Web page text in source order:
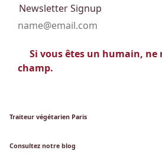
Newsletter Signup
Si vous êtes un humain, ne
champ.
Traiteur végétarien Paris
Consultez notre blog